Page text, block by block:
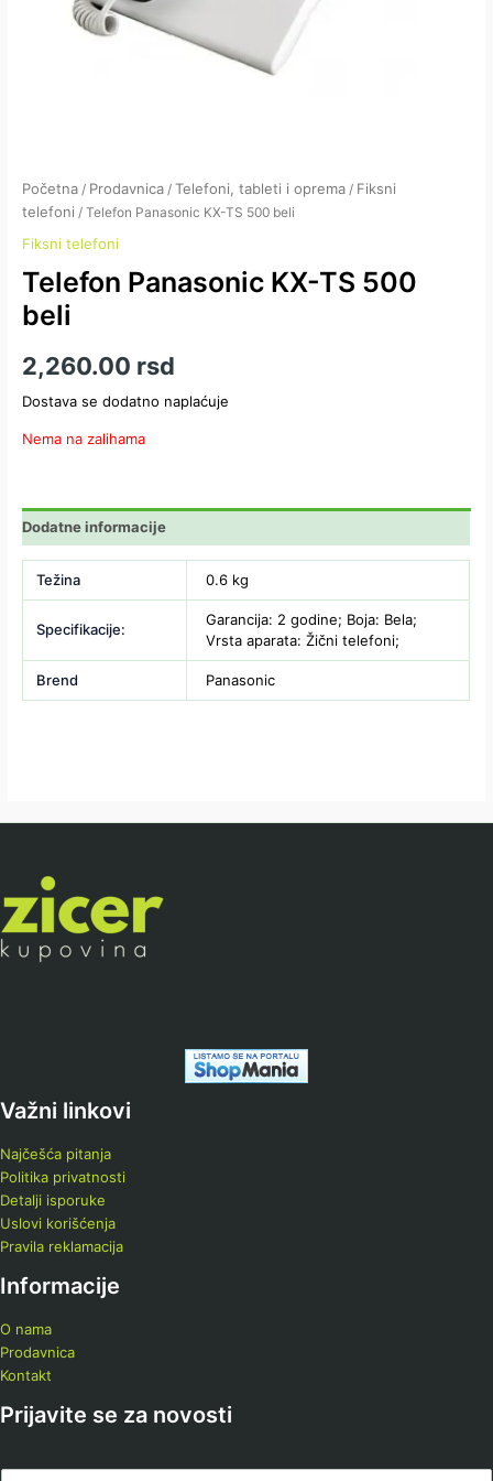
Početna / Prodavnica /Telefoni, tableti i oprema / Fiksni
telefoni / Telefon Panasonic KX-TS 500 beli
Fiksni telefoni
Telefon Panasonic KX-TS 500
beli
2,260.00 rsd
Dostava se dodatno naplaćuje
Nema na zalihama
Dodatne informacije
Težina 0.6 kg
Specifikacije:
Garancija: 2 godine; Boja: Bela;
Vrsta aparata: Žični telefoni;
Brend Panasonic
Važni linkovi
Najčešća pitanja
Politika privatnosti
Detalji isporuke
Uslovi korišćenja
Pravila reklamacija
Informacije
O nama
Prodavnica
Kontakt
Prijavite se za novosti